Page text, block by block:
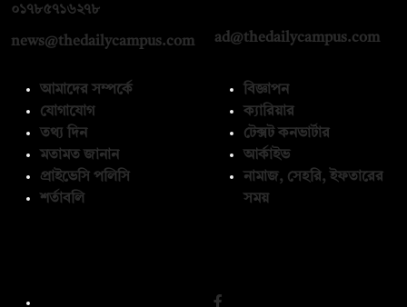
০১৭৮৫৭১৬২৭৮
news@thedailycampus.com ad@thedailycampus.com
আমাদের সম্পর্কে
যোগাযোগ
তথ্য দিন
মতামত জানান
প্রাইভেসি পলিসি
শর্তাবলি
বিজ্ঞাপন
ক্যারিয়ার
টেক্সট কনভার্টার
আর্কাইভ
নামাজ, সেহরি, ইফতারের
সময়